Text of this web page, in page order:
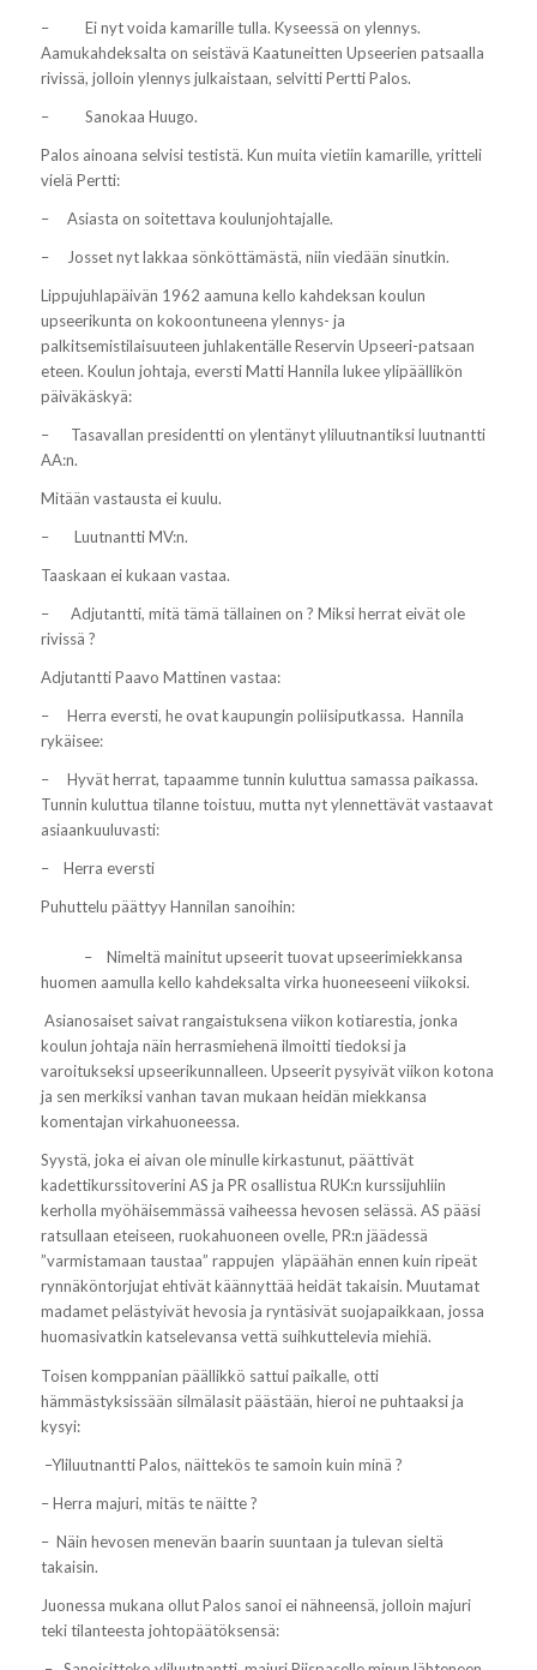
– Ei nyt voida kamarille tulla. Kyseessä on ylennys.
Aamukahdeksalta on seistävä Kaatuneitten Upseerien patsaalla
rivissä, jolloin ylennys julkaistaan, selvitti Pertti Palos.
– Sanokaa Huugo.
Palos ainoana selvisi testistä. Kun muita vietiin kamarille, yritteli
vielä Pertti:
– Asiasta on soitettava koulunjohtajalle.
– Josset nyt lakkaa sönköttämästä, niin viedään sinutkin.
Lippujuhlapäivän 1962 aamuna kello kahdeksan koulun
upseerikunta on kokoontuneena ylennys- ja
palkitsemistilaisuuteen juhlakentälleReservin Upseeri-patsaan
eteen. Koulun johtaja, eversti Matti Hannila lukee ylipäällikön
päiväkäskyä:
– Tasavallan presidentti on ylentänyt yliluutnantiksi luutnantti
AA:n.
Mitään vastausta ei kuulu.
– Luutnantti MV:n.
Taaskaan ei kukaan vastaa.
– Adjutantti, mitä tämä tällainen on ? Miksi herrat eivät ole
rivissä ?
Adjutantti Paavo Mattinen vastaa:
– Herra eversti, he ovat kaupungin poliisiputkassa. Hannila
rykäisee:
– Hyvät herrat, tapaamme tunnin kuluttua samassa paikassa.
Tunnin kuluttua tilanne toistuu, mutta nyt ylennettävät vastaavat
asiaankuuluvasti:
– Herra eversti
Puhuttelu päättyy Hannilan sanoihin:
– Nimeltä mainitut upseerit tuovat upseerimiekkansa
huomen aamulla kello kahdeksalta virka huoneeseeni viikoksi.
Asianosaiset saivat rangaistuksena viikon kotiarestia, jonka
koulun johtaja näin herrasmiehenä ilmoitti tiedoksi ja
varoitukseksi upseerikunnalleen. Upseerit pysyivät viikon kotona
ja sen merkiksi vanhan tavan mukaan heidän miekkansa
komentajan virkahuoneessa.
Syystä, joka ei aivan ole minulle kirkastunut, päättivät
kadettikurssitoverini AS ja PR osallistua RUK:n kurssijuhliin
kerholla myöhäisemmässä vaiheessa hevosen selässä. AS pääsi
ratsullaan eteiseen, ruokahuoneen ovelle, PR:n jäädessä
”varmistamaan taustaa” rappujen yläpäähän ennen kuin ripeät
rynnäköntorjujat ehtivät käännyttää heidät takaisin. Muutamat
madamet pelästyivät hevosia ja ryntäsivät suojapaikkaan, jossa
huomasivatkin katselevansa vettä suihkuttelevia miehiä.
Toisen komppanian päällikkö sattui paikalle, otti
hämmästyksissään silmälasit päästään, hieroi ne puhtaaksi ja
kysyi:
–Yliluutnantti Palos, näittekös te samoin kuin minä ?
– Herra majuri, mitäs te näitte ?
– Näin hevosen menevän baarin suuntaan ja tulevan sieltä
takaisin.
Juonessa mukana ollut Palos sanoi ei nähneensä, jolloin majuri
teki tilanteesta johtopäätöksensä: